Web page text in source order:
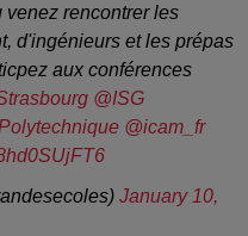
rencontrer les
d'ingénieurs et les prépas
aux conférences
@ISG
@icam_fr
January 10,